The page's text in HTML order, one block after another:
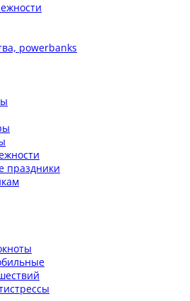
powerbanks
праздники